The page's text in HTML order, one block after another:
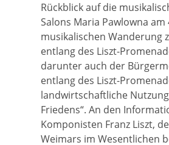
Rückblick auf die
Salons Maria Pawlowna
musikalischen Wanderung
entlang des Liszt-
darunter auch der
entlang des Liszt-
landwirtschaftliche
Friedens“. An den
Komponisten Franz Liszt,
Weimars im Wesentlichen